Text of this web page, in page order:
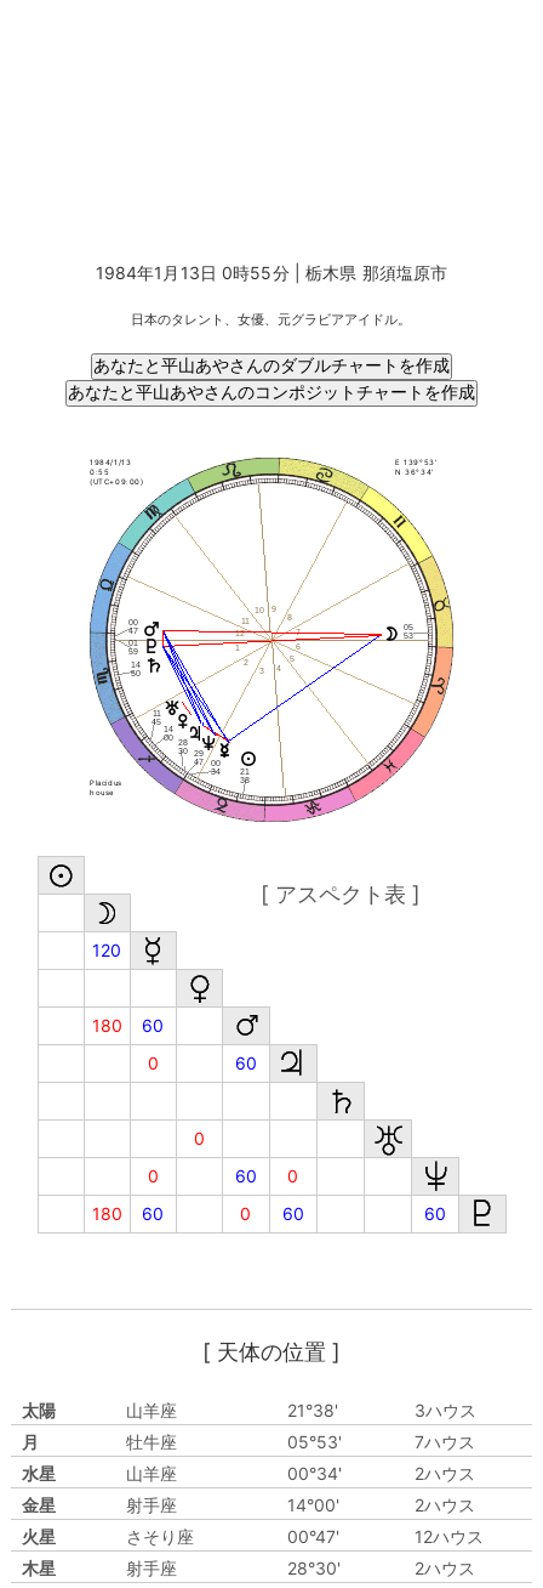
1984年1月13日 0時55分 | 栃木県 那須塩原市
日本のタレント、女優、元グラビアアイドル。
1984/1/13
0:55
(UTC+09:00)
E 139°53'
N 36°34'
Placidus
house
1
2
3
4
5
6
7
8
9
10
11
12
21
38
05
53
00
34
14
00
00
47
28
30
14
50
11
45
29
47
01
59
[ アスペクト表 ]
120
180
60
0
60
0
0
60
0
180
60 0 60 60
[ 天体の位置 ]
太陽 山羊座 21°38'
3ハウス
月
牡牛座 05°53'
7ハウス
水星
山羊座 00°34'
2ハウス
金星
射手座 14°00'
2ハウス
火星
さそり座 00°47'
12ハウス
木星
射手座 28°30'
2ハウス